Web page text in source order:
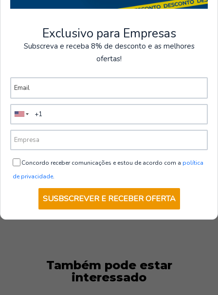
Camisas
260800-806-3XL|Gary's
CAMISA HOMEM MATTIA SLIM FIT
GANGA LAVADO
de€38,00
Também pode estar
interessado
Exclusivo para Empresas
Subscreva e receba 8% de desconto e as melhores
ofertas!
Concordo receber comunicações e estou de acordo com a política
de privacidade.
SUSBSCREVER E RECEBER OFERTA